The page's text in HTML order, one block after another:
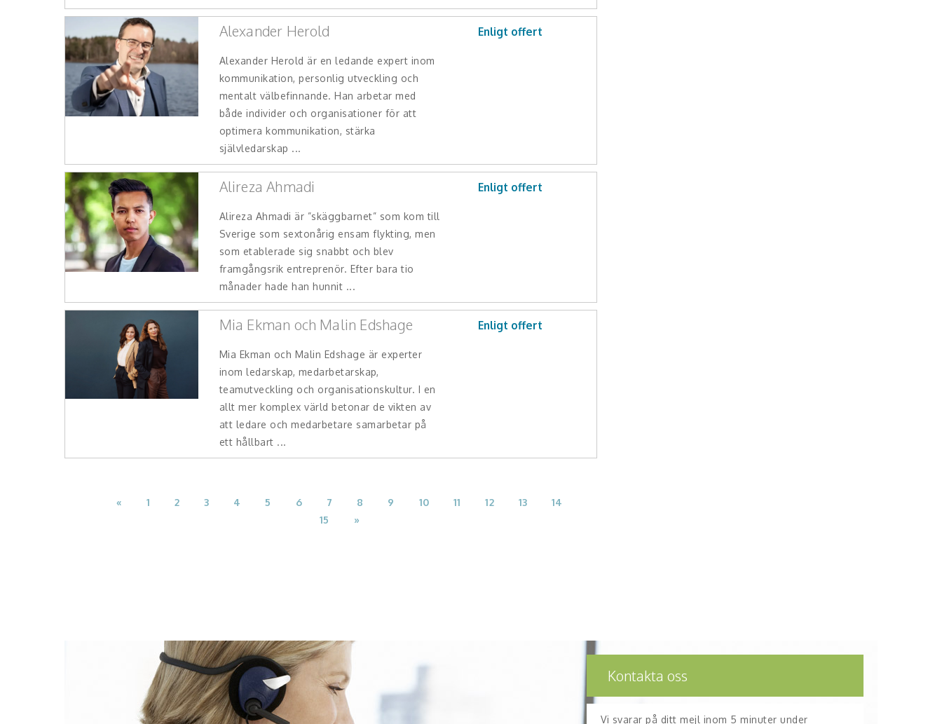
Alexander Herold
Alexander Herold är en ledande expert inom
kommunikation, personlig utveckling och
mentalt välbefinnande. Han arbetar med
både individer och organisationer för att
optimera kommunikation, stärka
självledarskap ...
Enligt offert
Alireza Ahmadi
Alireza Ahmadi är ”skäggbarnet” som kom till
Sverige som sextonårig ensam flykting, men
som etablerade sig snabbt och blev
framgångsrik entreprenör. Efter bara tio
månader hade han hunnit ...
Enligt offert
Mia Ekman och Malin Edshage
Mia Ekman och Malin Edshage är experter
inom ledarskap, medarbetarskap,
teamutveckling och organisationskultur. I en
allt mer komplex värld betonar de vikten av
att ledare och medarbetare samarbetar på
ett hållbart ...
Enligt offert
« 1 2 3 4 5 6 7 8 9 10 11 12 13
14
15
»
Kontakta oss
Vi svarar på ditt mejl inom 5 minuter under